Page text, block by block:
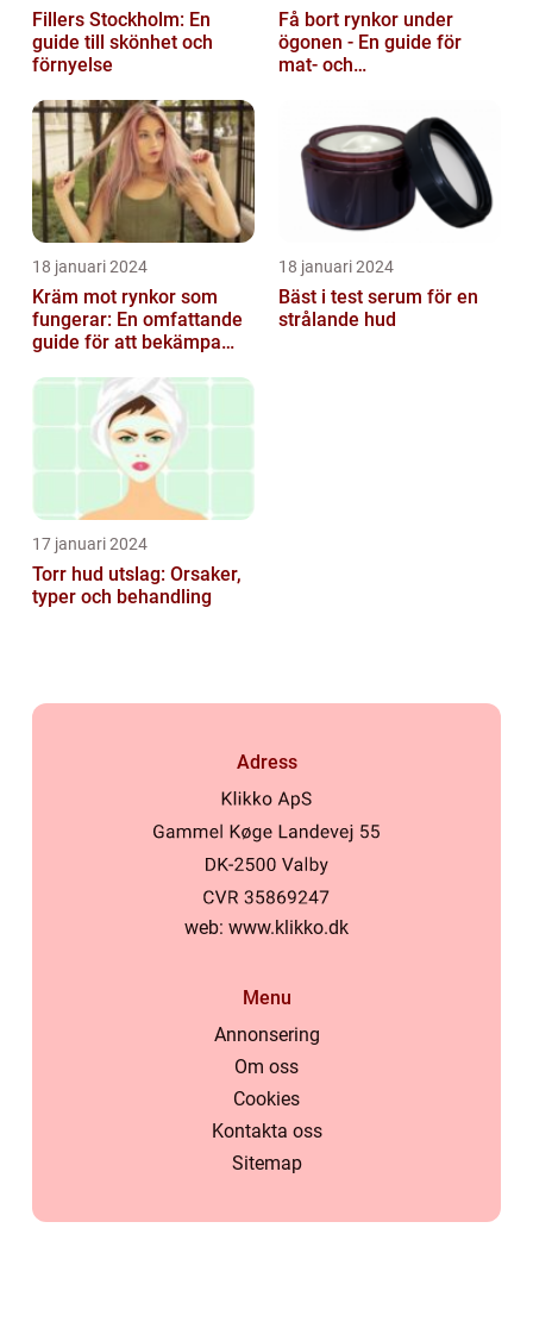
Fillers Stockholm: En
guide till skönhet och
förnyelse
Få bort rynkor under
ögonen - En guide för
mat- och
18 januari 2024
Kräm mot rynkor som
fungerar: En omfattande
guide för att bekämpa
18 januari 2024
Bäst i test serum för en
strålande hud
17 januari 2024
Torr hud utslag: Orsaker,
typer och behandling
Adress
web: www.klikko.dk
Menu
Annonsering
Om oss
Cookies
Kontakta oss
Sitemap